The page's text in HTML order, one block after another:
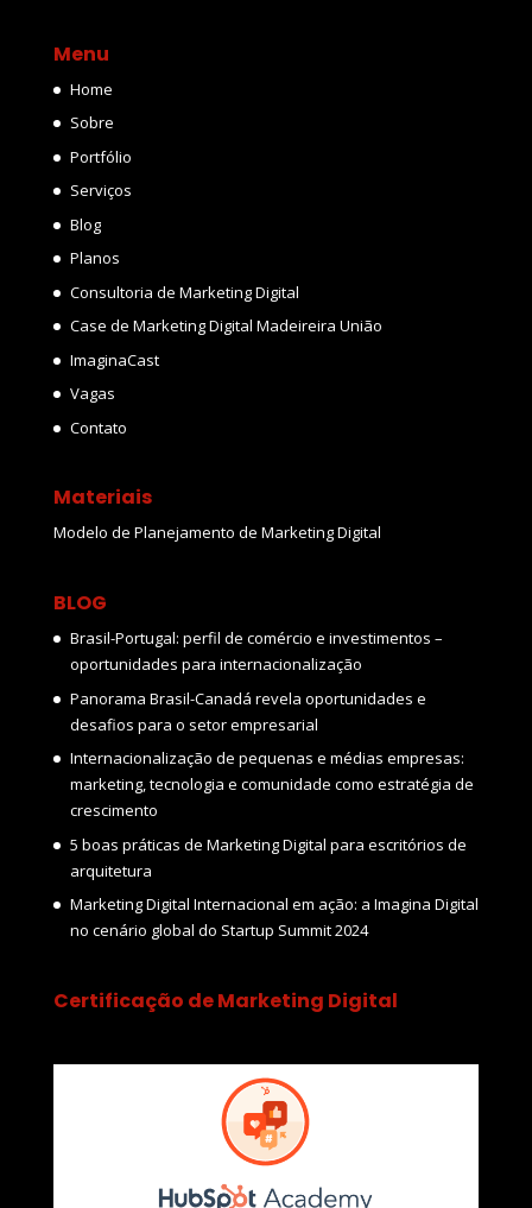
Menu
Home
Sobre
Portfólio
Serviços
Blog
Planos
Consultoria de Marketing Digital
Case de Marketing Digital Madeireira União
ImaginaCast
Vagas
Contato
Materiais
Modelo de Planejamento de Marketing Digital
BLOG
Brasil-Portugal: perfil de comércio e investimentos –
oportunidades para internacionalização
Panorama Brasil-Canadá revela oportunidades e
desafios para o setor empresarial
Internacionalização de pequenas e médias empresas:
marketing, tecnologia e comunidade como estratégia de
crescimento
5 boas práticas de Marketing Digital para escritórios de
arquitetura
Marketing Digital Internacional em ação: a Imagina Digital
no cenário global do Startup Summit 2024
Certificação de Marketing Digital